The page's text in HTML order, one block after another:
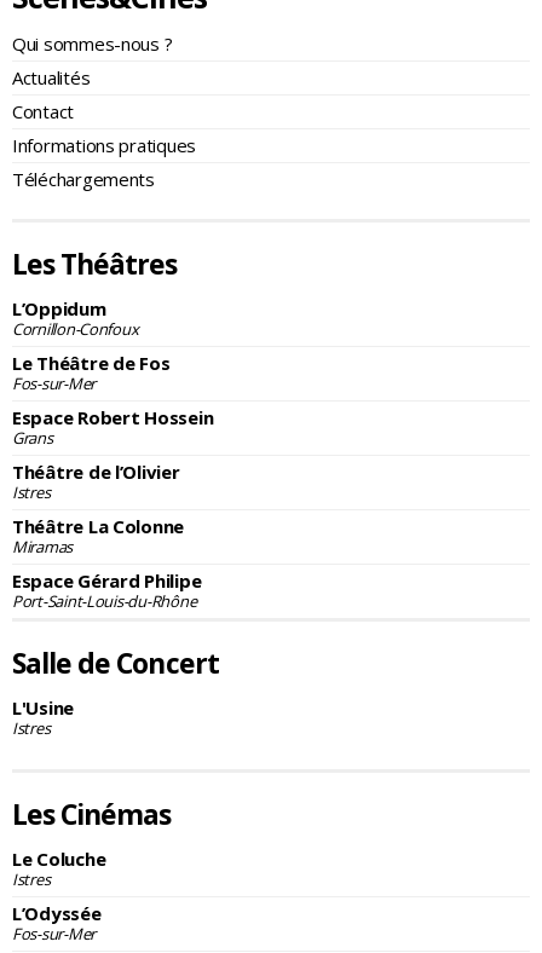
Qui sommes-nous ?
Actualités
Contact
Informations pratiques
Téléchargements
Les Théâtres
L’Oppidum
Cornillon-Confoux
Le Théâtre de Fos
Fos-sur-Mer
Espace Robert Hossein
Grans
Théâtre de l’Olivier
Istres
Théâtre La Colonne
Miramas
Espace Gérard Philipe
Port-Saint-Louis-du-Rhône
Salle de Concert
L'Usine
Istres
Les Cinémas
Le Coluche
Istres
L’Odyssée
Fos-sur-Mer